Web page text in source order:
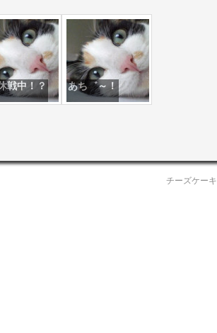
戦中！？ あち゛～！
チーズケーキ